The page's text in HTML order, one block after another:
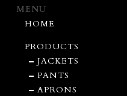
MENU
HOME
PRODUCTS
JACKETS
PANTS
APRONS